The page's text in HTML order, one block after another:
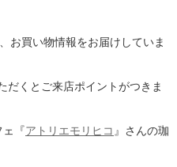
お買い物情報をお届けしていま
だくとご来店ポイントがつきま
ェ『アトリエモリヒコ 』さんの珈